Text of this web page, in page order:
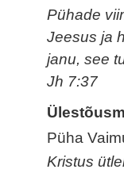
Pühade
Jeesus ja
janu, see
Jh 7:37
Püha
Kristus